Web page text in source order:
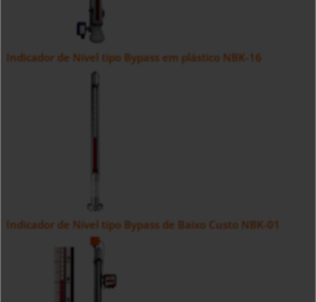
Indicador de Nível tipo Bypass em plástico NBK-16
Indicador de Nível tipo Bypass de Baixo Custo NBK-01